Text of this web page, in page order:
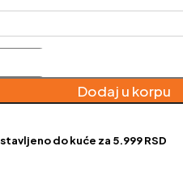
Dodaj u korpu
do kuće za 5.999 RSD